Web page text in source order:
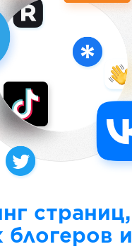
страниц,
блогеров и